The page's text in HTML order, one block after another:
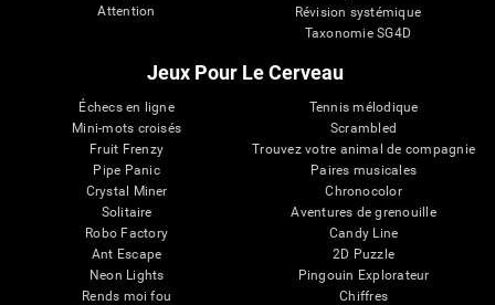
Attention
Révision systémique
Taxonomie SG4D
Jeux Pour Le Cerveau
Échecs en ligne
Mini-mots croisés
Fruit Frenzy
Pipe Panic
Crystal Miner
Solitaire
Robo Factory
Ant Escape
Neon Lights
Rends moi fou
Tennis mélodique
Scrambled
Trouvez votre animal de compagnie
Paires musicales
Chronocolor
Aventures de grenouille
Candy Line
2D Puzzle
Pingouin Explorateur
Chiffres